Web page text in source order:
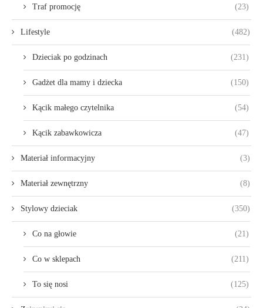
Traf promocję (23)
Lifestyle (482)
Dzieciak po godzinach (231)
Gadżet dla mamy i dziecka (150)
Kącik małego czytelnika (54)
Kącik zabawkowicza (47)
Materiał informacyjny (3)
Materiał zewnętrzny (8)
Stylowy dzieciak (350)
Co na głowie (21)
Co w sklepach (211)
To się nosi (125)